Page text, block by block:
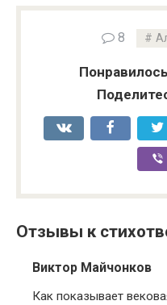
8
Отзывы к
Виктор Майчонков
Как показывает